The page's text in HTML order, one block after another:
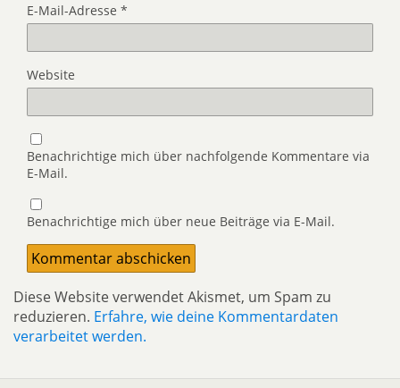
E-Mail-Adresse *
Website
Benachrichtige mich über nachfolgende Kommentare via
E-Mail.
Benachrichtige mich über neue Beiträge via E-Mail.
Diese Website verwendet Akismet, um Spam zu
reduzieren. Erfahre, wie deine Kommentardaten
verarbeitet werden.